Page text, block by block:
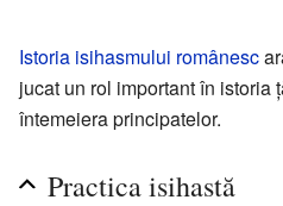
Istoria isihasmului românesc
jucat un rol important în istoria
întemeiera principatelor.
Practica isihastă